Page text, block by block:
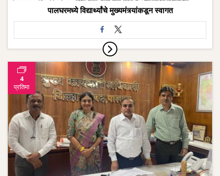
पालघरमध्ये विद्यार्थ्यांचे मुख्यमंत्र्यांकडून स्वागत
4
प्रतिमा